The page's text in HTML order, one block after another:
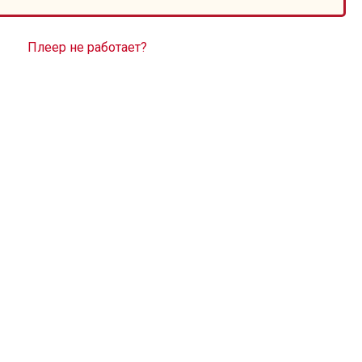
Плеер не работает?